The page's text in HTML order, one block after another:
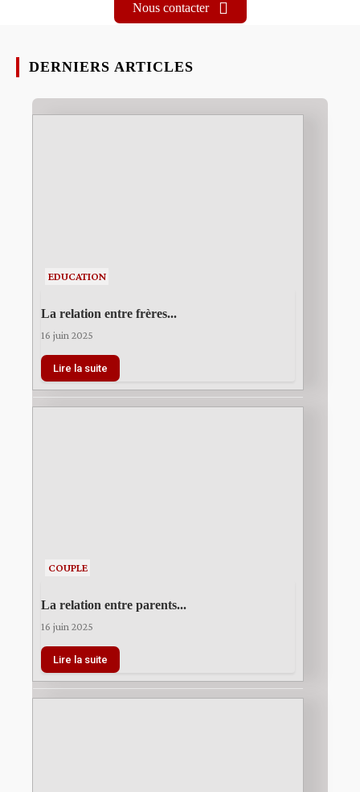
Nous contacter
DERNIERS ARTICLES
EDUCATION
La relation entre frères...
16 juin 2025
Lire la suite
COUPLE
La relation entre parents...
16 juin 2025
Lire la suite